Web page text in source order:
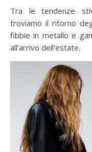
Tra le tendenze stivali per questa primavera 2020
troviamo il ritorno
fibbie in metallo e
all’arrivo dell’estate.